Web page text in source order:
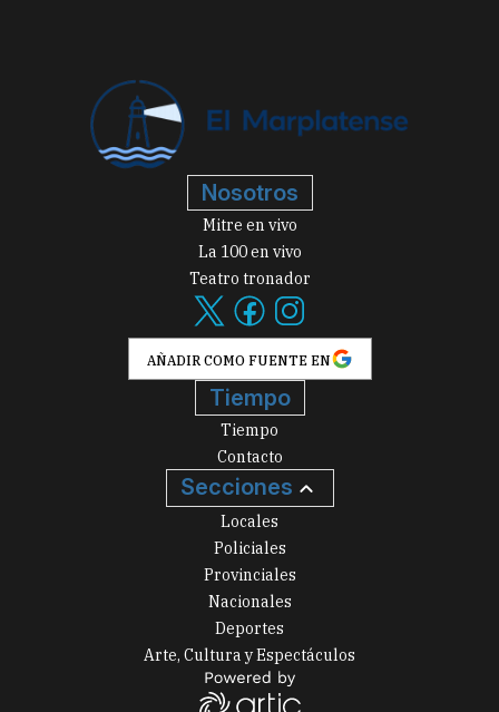
Nosotros
Mitre en vivo
La 100 en vivo
Teatro tronador
AÑADIR COMO FUENTE EN
Tiempo
Tiempo
Contacto
Secciones
Locales
Policiales
Provinciales
Nacionales
Deportes
Arte, Cultura y Espectáculos